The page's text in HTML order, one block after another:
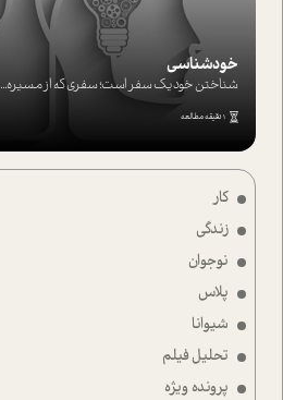
کار
زندگی
نوجوان
پلاس
شیوانا
تحلیل فیلم
پرونده ویژه
خودشناسی
شناختن خود یک سفر است؛ سفری که از مسیره...
1 دقیقه مطالعه